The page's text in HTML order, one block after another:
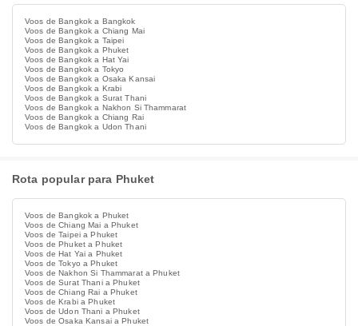
Voos de Bangkok a Bangkok
Voos de Bangkok a Chiang Mai
Voos de Bangkok a Taipei
Voos de Bangkok a Phuket
Voos de Bangkok a Hat Yai
Voos de Bangkok a Tokyo
Voos de Bangkok a Osaka Kansai
Voos de Bangkok a Krabi
Voos de Bangkok a Surat Thani
Voos de Bangkok a Nakhon Si Thammarat
Voos de Bangkok a Chiang Rai
Voos de Bangkok a Udon Thani
Rota popular para Phuket
Voos de Bangkok a Phuket
Voos de Chiang Mai a Phuket
Voos de Taipei a Phuket
Voos de Phuket a Phuket
Voos de Hat Yai a Phuket
Voos de Tokyo a Phuket
Voos de Nakhon Si Thammarat a Phuket
Voos de Surat Thani a Phuket
Voos de Chiang Rai a Phuket
Voos de Krabi a Phuket
Voos de Udon Thani a Phuket
Voos de Osaka Kansai a Phuket